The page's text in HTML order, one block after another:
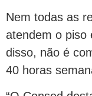
Nem todas as
atendem o piso
disso, não é
40 horas